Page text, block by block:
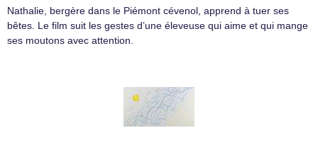
Nathalie, bergère dans le Piémont cévenol, apprend à tuer ses
bêtes. Le film suit les gestes d’une éleveuse qui aime et qui mange
ses moutons avec attention.